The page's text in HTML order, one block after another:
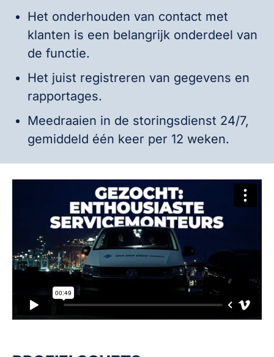
Het onderhouden van contact met
klanten is een belangrijk onderdeel van
de functie.
Het juist registreren van gegevens en
rapportages.
Meedraaien in de storingsdienst 24/7,
gemiddeld één keer per 12 weken.